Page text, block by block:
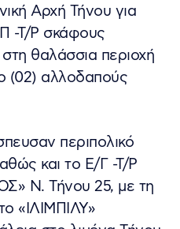
Αρχή Τήνου για
-Τ/Ρ σκάφους
θαλάσσια περιοχή
(02) αλλοδαπούς
περιπολικό
και το Ε/Γ -Τ/Ρ
Ν. Τήνου 25, με τη
«ΙΛΙΜΠΙΛΥ»